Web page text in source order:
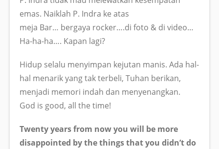
emas. Naiklah P. Indra ke atas
meja Bar… bergaya rocker….di foto & di video…
Ha-ha-ha…. Kapan lagi?
Hidup selalu menyimpan kejutan manis. Ada hal-
hal menarik yang tak terbeli, Tuhan berikan,
menjadi memori indah dan menyenangkan.
God is good, all the time!
Twenty years from now you will be more
disappointed by the things that you didn’t do